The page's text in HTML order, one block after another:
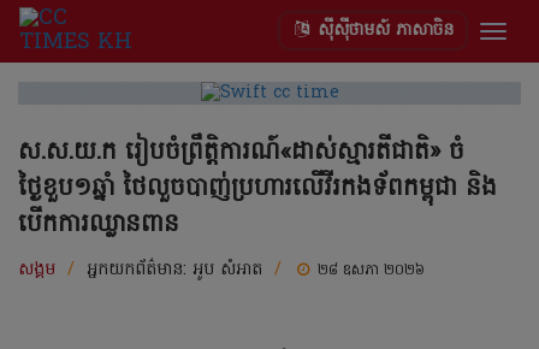
ស៊ីស៊ីថាមស៍ ភាសាចិន
ស.ស.យ.ក រៀបចំព្រឹត្តិការណ៍«ដាស់ស្មារតីជាតិ» ចំ
ថ្ងៃខួប១ឆ្នាំ ថៃលួចបាញ់ប្រហារលើវីរកងទ័ពកម្ពុជា និង
បើកការឈ្លានពាន
សង្គម / អ្នកយកព័ត៌មាន: អូប សំអាត / ២៨ ឧសភា ២០២៦